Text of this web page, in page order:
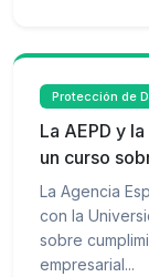
Protección de
La AEPD y
un curso
La Agencia
con la
sobre
empresarial...